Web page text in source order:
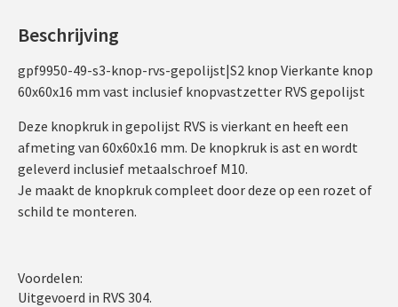
Beschrijving
gpf9950-49-s3-knop-rvs-gepolijst|S2 knop Vierkante knop
60x60x16 mm vast inclusief knopvastzetter RVS gepolijst
Deze knopkruk in gepolijst RVS is vierkant en heeft een
afmeting van 60x60x16 mm. De knopkruk is ast en wordt
geleverd inclusief metaalschroef M10.
Je maakt de knopkruk compleet door deze op een rozet of
schild te monteren.
Voordelen:
Uitgevoerd in RVS 304.